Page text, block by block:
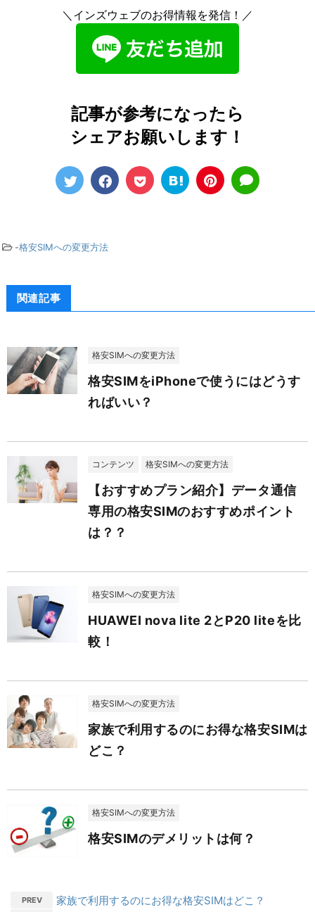
＼インズウェブのお得情報を発信！／
記事が参考になったら
シェアお願いします！
-格安SIMへの変更方法
関連記事
格安SIMへの変更方法
格安SIMをiPhoneで使うにはどうす
ればいい？
コンテンツ 格安SIMへの変更方法
【おすすめプラン紹介】データ通信
専用の格安SIMのおすすめポイント
は？？
格安SIMへの変更方法
HUAWEI nova lite 2とP20 liteを比
較！
格安SIMへの変更方法
家族で利用するのにお得な格安SIMは
どこ？
格安SIMへの変更方法
格安SIMのデメリットは何？
PREV
家族で利用するのにお得な格安SIMはどこ？